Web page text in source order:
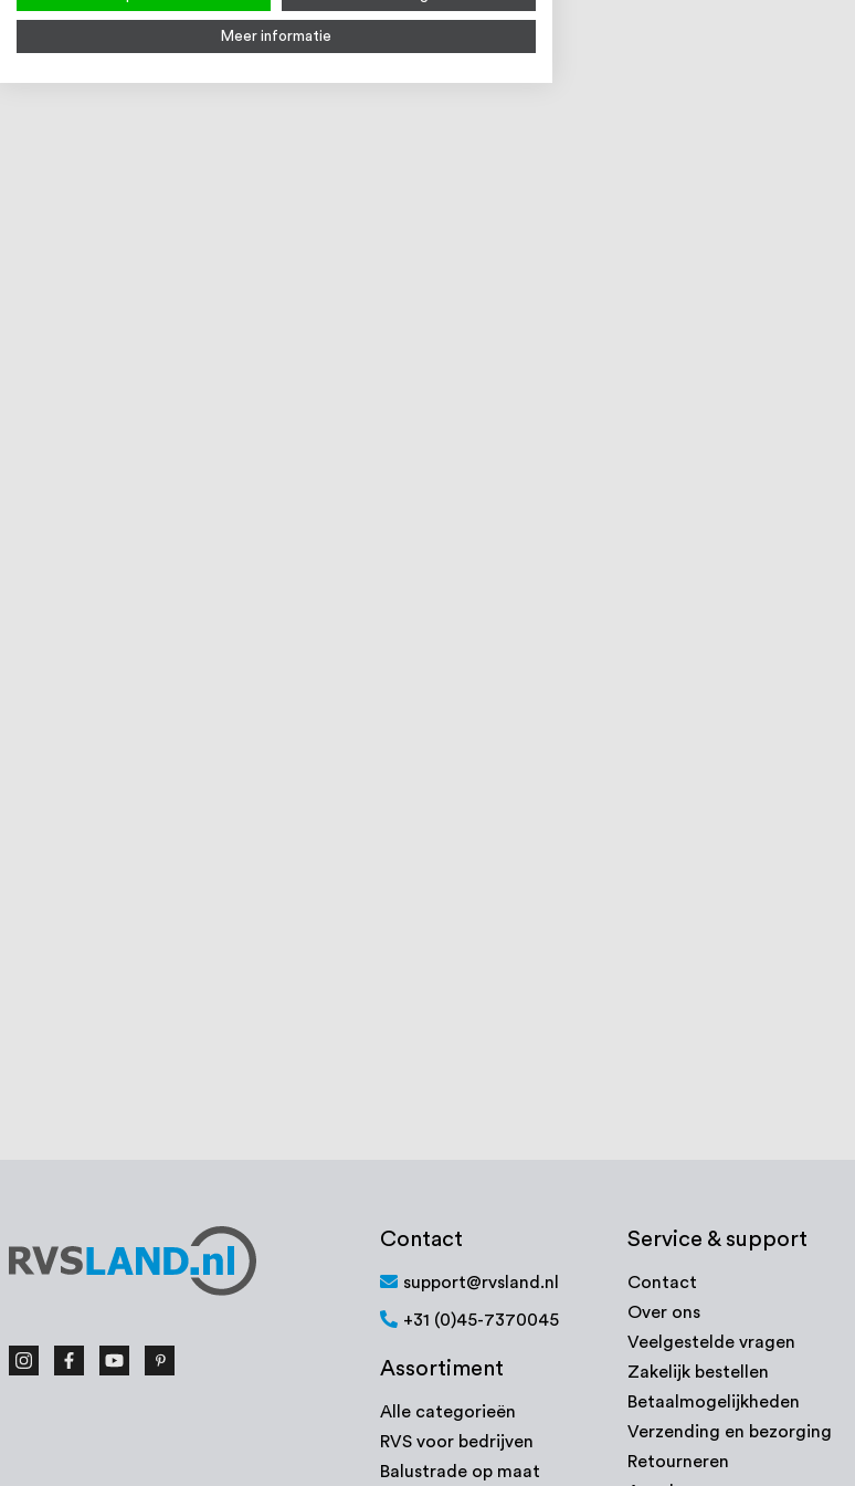
Contact
support@rvsland.nl
+31 (0)45-7370045
Assortiment
Alle categorieën
RVS voor bedrijven
Balustrade op maat
Service & support
Contact
Over ons
Veelgestelde vragen
Zakelijk bestellen
Betaalmogelijkheden
Verzending en bezorging
Retourneren
Meer informatie